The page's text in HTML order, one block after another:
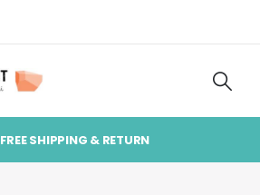
FREE SHIPPING & RETURN